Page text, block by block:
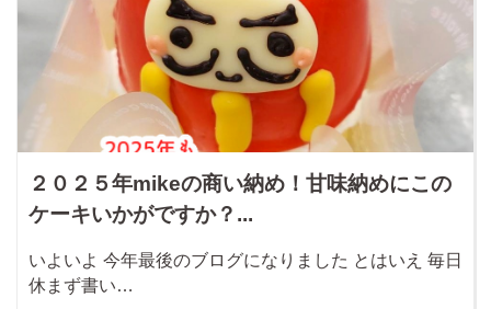
２０２５年mikeの商い納め！甘味納めにこの
ケーキいかがですか？...
いよいよ 今年最後のブログになりました とはいえ 毎日
休まず書い…